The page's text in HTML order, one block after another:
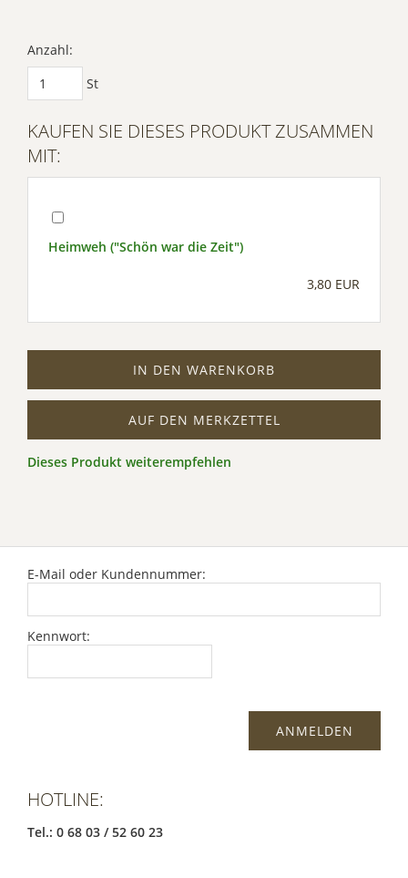
Powered by
Usercentrics Consent
Anzahl:
St
KAUFEN SIE DIESES PRODUKT ZUSAMMEN
MIT:
Heimweh ("Schön war die Zeit")
3,80 EUR
IN DEN WARENKORB
AUF DEN MERKZETTEL
Dieses Produkt weiterempfehlen
E-Mail oder Kundennummer:
Kennwort:
HOTLINE:
Tel.: 0 68 03 / 52 60 23